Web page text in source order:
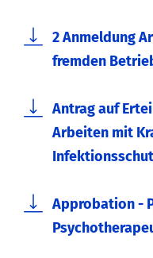
2 Anmeldung
fremden
Antrag auf
Arbeiten mit
Approbation -